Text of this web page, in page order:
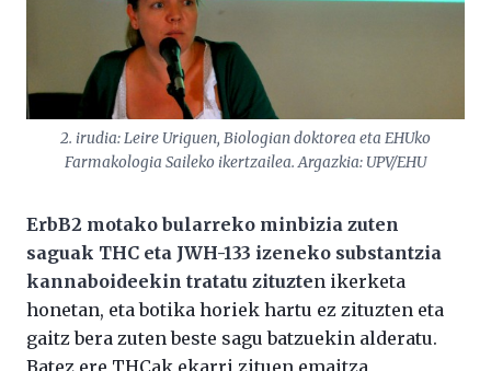
2. irudia: Leire Uriguen, Biologian doktorea eta EHUko
Farmakologia Saileko ikertzailea. Argazkia: UPV/EHU
ErbB2 motako bularreko minbizia zuten
saguak THC eta JWH-133 izeneko substantzia
kannaboideekin tratatu zituzten ikerketa
honetan, eta botika horiek hartu ez zituzten eta
gaitz bera zuten beste sagu batzuekin alderatu.